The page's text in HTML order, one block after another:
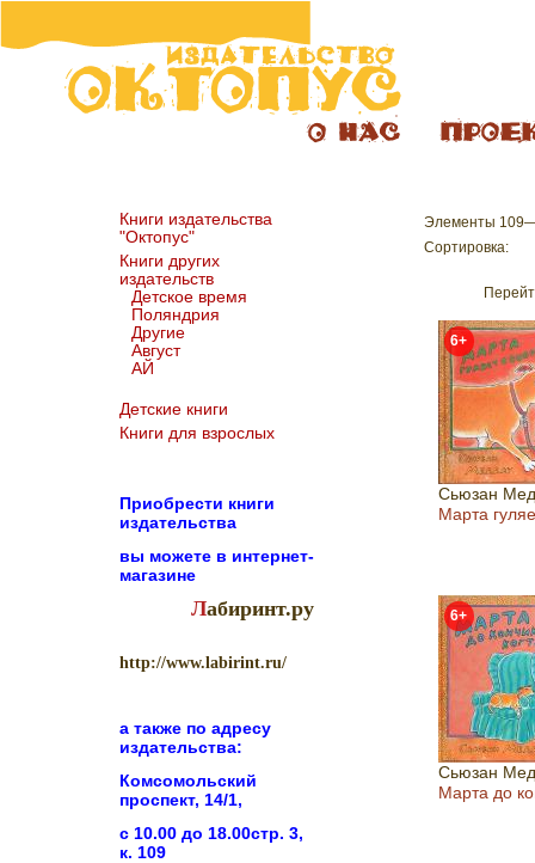
Книги издательства
"Октопус"
Книги других
издательств
Детское время
Поляндрия
Другие
Август
АЙ
Детские книги
Книги для взрослых
Приобрести книги
издательства
вы можете в интернет-
магазине
Лабиринт.ру
http://www.labirint.ru/
а также по адресу
издательства:
Комсомольский
проспект, 14/1,
с 10.00 до 18.00стр. 3,
к. 109
Элементы
Сортировка:
6+
Сьюзан
Марта
6+
Сьюзан
Марта до